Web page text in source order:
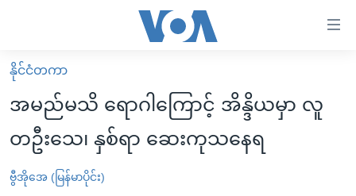
လွယ်ကူ
စေ
သည့်
Link
များ
မူလစာမျက်နှာ
မြန်မာ
ကမ္ဘာ့သတင်းများ
နိုင်ငံတကာ
ဗွီဒီယို
နိုင်ငံတကာ
အမည်မသိ ရောဂါကြောင့် အိန္ဒိယမှာ လူ
တဦးသေ၊ နှစ်ရာ ဆေးကုသနေရ
ဗွီအိုအေ (မြန်မာပိုင်း)